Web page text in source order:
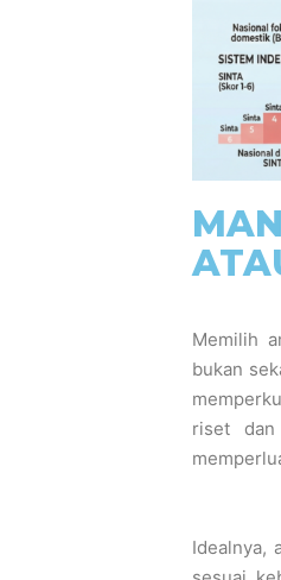
Memilih
bukan
riset
Idealnya,